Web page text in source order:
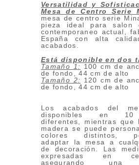
Versatilidad y
Mesa de Centro Serie
mesa de centro serie
pieza ideal para salon
contemporaneo actual,
España con alta
acabados.
Está disponible en dos
Tamaño 1: 100 cm de
de fondo, 44 cm de alto
Tamaño 2: 120 cm de
de fondo, 44 cm de alto
Los acabados del
disponibles en 10
diferentes, mientras que
madera se puede
colores distintos,
adaptar la mesa a
de decoración. Las
expresadas en
asegurando una